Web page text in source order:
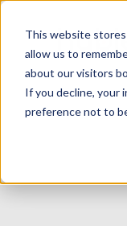
This website
allow us to
about our visitors
If you decline, your
preference not to